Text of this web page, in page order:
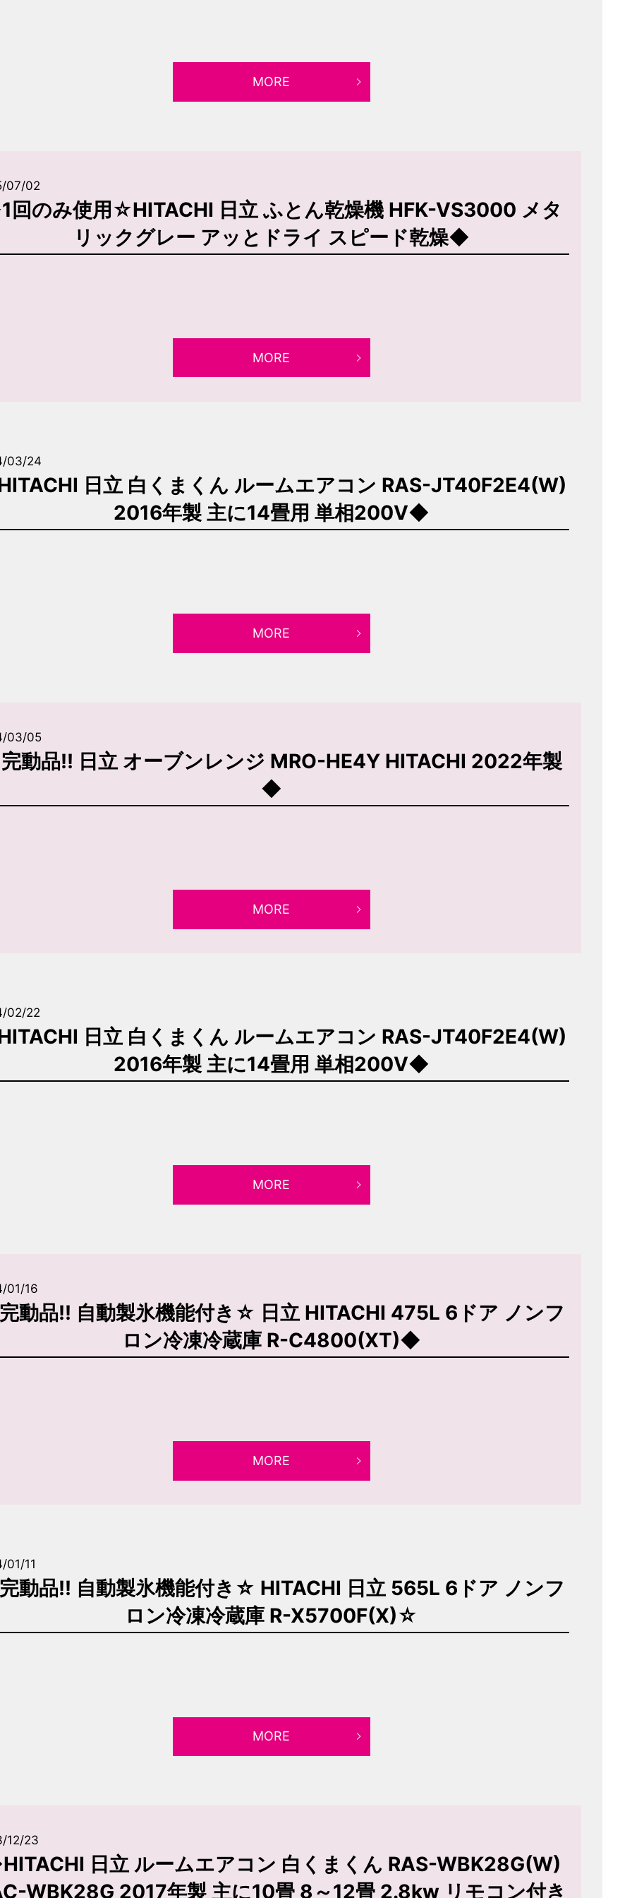
MORE
07/02
回のみ使用☆HITACHI 日立 ふとん乾燥機 HFK-VS3000 メタ
リックグレー アッとドライ スピード乾燥◆
MORE
03/24
日立 白くまくん ルームエアコン RAS-JT40F2E4(W)
2016年製 主に14畳用 単相200V◆
MORE
03/05
動品!! 日立 オーブンレンジ MRO-HE4Y HITACHI 2022年製
◆
MORE
02/22
日立 白くまくん ルームエアコン RAS-JT40F2E4(W)
2016年製 主に14畳用 単相200V◆
MORE
01/16
動品!! 自動製氷機能付き☆ 日立 HITACHI 475L 6ドア ノンフ
ロン冷凍冷蔵庫 R-C4800(XT)◆
MORE
01/11
動品!! 自動製氷機能付き☆ HITACHI 日立 565L 6ドア ノンフ
ロン冷凍冷蔵庫 R-X5700F(X)☆
MORE
12/23
日立 ルームエアコン 白くまくん RAS-WBK28G(W)
WBK28G 2017年製 主に10畳 8～12畳 2.8kw リモコン付き